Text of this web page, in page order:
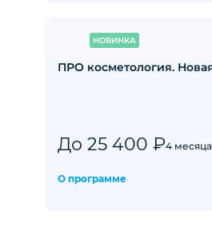
НОВИНКА
ПРО косметология.
До 25 400 ₽4 месяца
О программе